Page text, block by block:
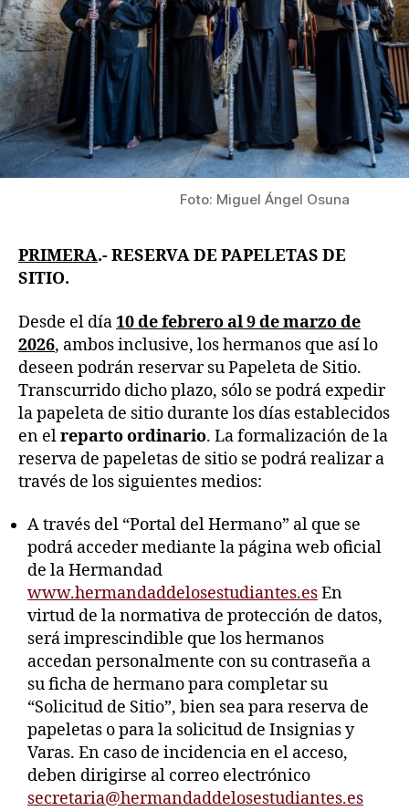
Foto: Miguel Ángel Osuna
PRIMERA.- RESERVA DE PAPELETAS DE
SITIO.
Desde el día10 de febrero al 9 de marzo de
2026, ambos inclusive, los hermanos que así lo
deseen podrán reservar su Papeleta de Sitio.
Transcurrido dicho plazo, sólo se podrá expedir
la papeleta de sitio durante los días establecidos
en elreparto ordinario. La formalización de la
reserva de papeletas de sitio se podrá realizar a
través de los siguientes medios:
A través del “Portal del Hermano” al que se
podrá acceder mediante la página web oficial
de la Hermandad
www.hermandaddelosestudiantes.esEn
virtud de la normativa de protección de datos,
será imprescindible que los hermanos
accedan personalmente con su contraseña a
su ficha de hermano para completar su
“Solicitud de Sitio”, bien sea para reserva de
papeletas o para la solicitud de Insignias y
Varas. En caso de incidencia en el acceso,
deben dirigirse al correo electrónico
secretaria@hermandaddelosestudiantes.es